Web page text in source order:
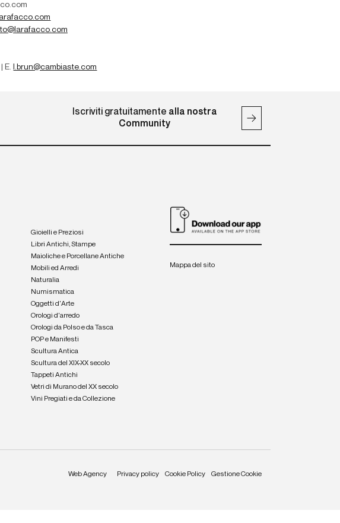
E. l.brun@cambiaste.com
Iscriviti gratuitamente alla nostra
Community
Gioielli e Preziosi
Libri Antichi, Stampe
Maioliche e Porcellane Antiche
Mobili ed Arredi
Naturalia
Numismatica
Oggetti d'Arte
Orologi d'arredo
Orologi da Polso e da Tasca
POP e Manifesti
Scultura Antica
Scultura del XIX-XX secolo
Tappeti Antichi
Vetri di Murano del XX secolo
Vini Pregiati e da Collezione
Mappa del sito
Web Agency Privacy policy Cookie Policy Gestione Cookie